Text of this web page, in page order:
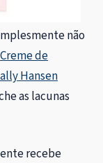
não
Creme de
Hansen
as lacunas
recebe